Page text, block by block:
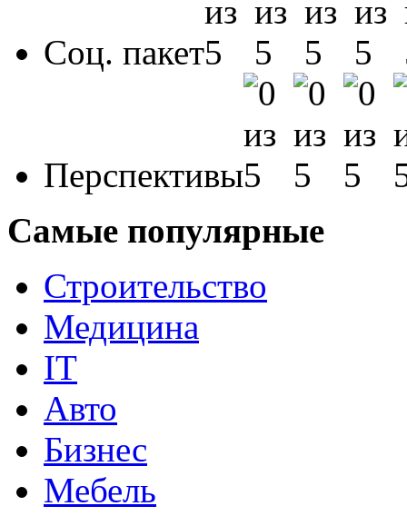
Соц. пакет
Перспективы
Самые популярные
Строительство
Медицина
IT
Авто
Бизнес
Мебель